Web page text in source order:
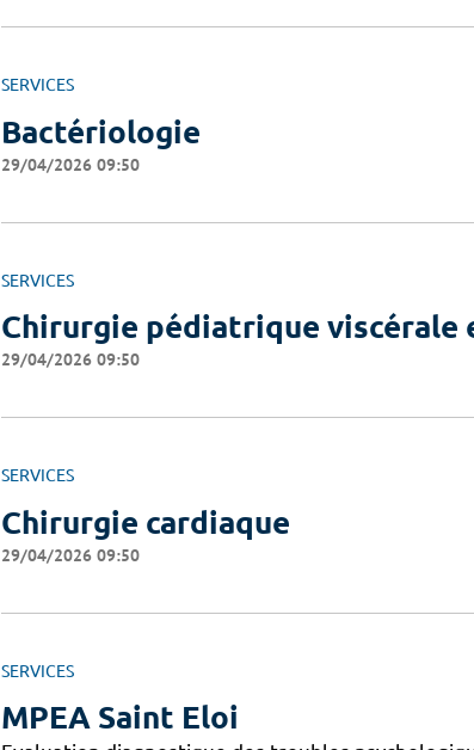
SERVICES
Bactériologie
29/04/2026 09:50
SERVICES
Chirurgie pédiatrique viscérale
29/04/2026 09:50
SERVICES
Chirurgie cardiaque
29/04/2026 09:50
SERVICES
MPEA Saint Eloi